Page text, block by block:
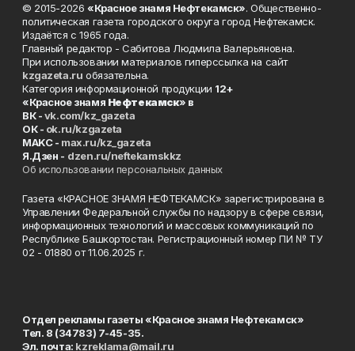
© 2015-2026 «Красное знамя Нефтекамск». Общественно-
политическая газета городского округа город Нефтекамск.
Издаётся с 1965 года.
Главный редактор - Сабитова Людмила Валерьяновна.
При использовании материалов гиперссылка на сайт
kzgazeta.ru обязательна.
Категория информационной продукции 12+
«Красное знамя Нефтекамск» в
ВК -vk.com/kz_gazeta
ОК - ok.ru/kzgazeta
MAKC - max.ru/kz_gazeta
Я.Дзен - dzen.ru/neftekamskkz
Об использовании персональных данных
Газета «КРАСНОЕ ЗНАМЯ НЕФТЕКАМСК» зарегистрирована в
Управлении Федеральной службы по надзору в сфере связи,
информационных технологий и массовых коммуникаций по
Республике Башкортостан. Регистрационный номер ПИ № ТУ
02 - 01880 от 11.06.2025 г.
Отдел рекламы газеты «Красное знамя Нефтекамск»
Тел. 8 (34783) 7-45-35.
Эл. почта: kzreklama@mail.ru